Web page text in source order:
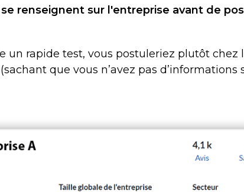
se renseignent sur l'entreprise avant de
un rapide test, vous postuleriez plutôt chez
que vous n’avez pas d’informations